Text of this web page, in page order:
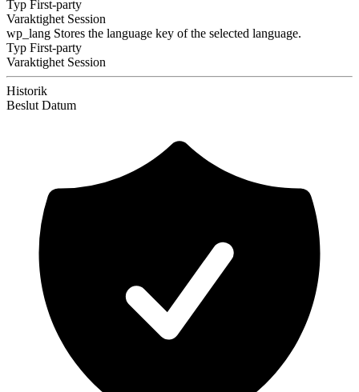
Typ First-party
Varaktighet Session
wp_lang Stores the language key of the selected language.
Typ First-party
Varaktighet Session
Historik
Beslut Datum